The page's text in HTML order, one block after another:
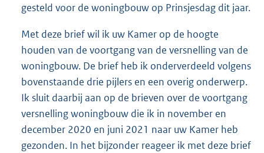
gesteld voor de woningbouw op Prinsjesdag dit jaar.
Met deze brief wil ik uw Kamer op de hoogte
houden van de voortgang van de versnelling van de
woningbouw. De brief heb ik onderverdeeld volgens
bovenstaande drie pijlers en een overig onderwerp.
Ik sluit daarbij aan op de brieven over de voortgang
versnelling woningbouw die ik in november en
december 2020 en juni 2021 naar uw Kamer heb
gezonden. In het bijzonder reageer ik met deze brief